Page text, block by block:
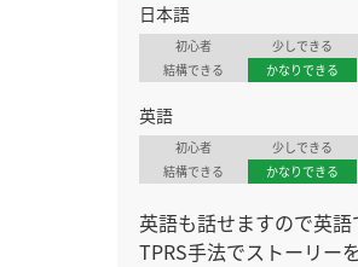
日本語
初心者 少しできる
結構できる
かなりできる
英語
初心者 少しできる
結構できる
かなりできる
英語も話せますので英語
TPRS手法でストーリー